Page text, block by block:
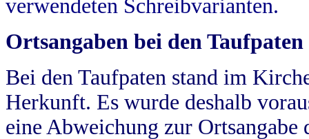
verwendeten Schreibvarianten.
Ortsangaben bei den Taufpaten
Bei den Taufpaten stand im
Herkunft. Es wurde deshalb
eine Abweichung zur